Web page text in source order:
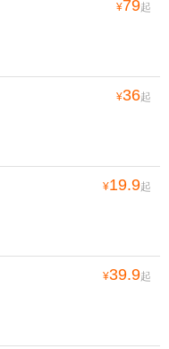
¥79起
¥36起
¥19.9起
¥39.9起